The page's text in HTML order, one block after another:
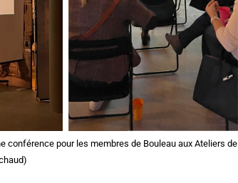
conférence pour les membres de Bouleau aux Ateliers de